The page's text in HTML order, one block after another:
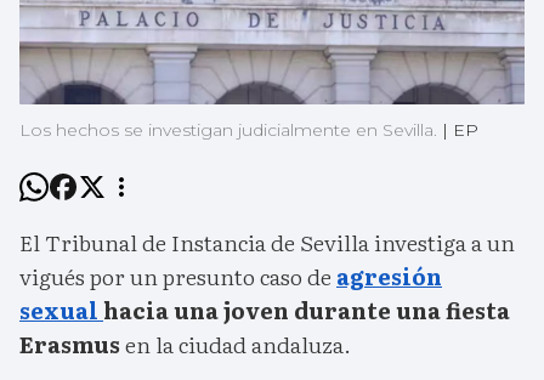
Los hechos se investigan judicialmente en Sevilla. | EP
El Tribunal de Instancia de Sevilla investiga a un
vigués por un presunto caso de agresión
sexual hacia una joven durante una fiesta
Erasmusen la ciudad andaluza.